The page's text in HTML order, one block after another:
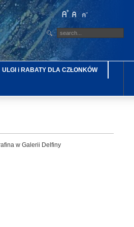
ULGI i RABATY DLA CZŁONKÓW
w Galerii Delfiny